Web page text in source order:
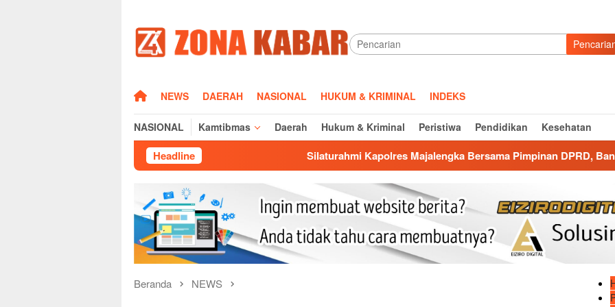
konten
HOMENEWS DAERAH NASIONAL HUKUM & KRIMINAL INDEKS
NASIONAL Kamtibmas Daerah Hukum & Kriminal Peristiwa Pendidikan Kesehatan
Headline Silaturahmi Kapolres Majalengka Bersama Pimpinan DPRD, Bangun Kolaborasi
Beranda NEWS